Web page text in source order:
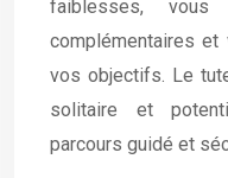
faiblesses, vous
complémentaires
vos objectifs. Le
solitaire et
parcours guidé et